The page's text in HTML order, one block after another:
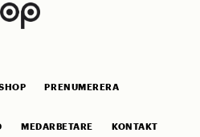
PRENUMERERA
MEDARBETARE KONTAKT